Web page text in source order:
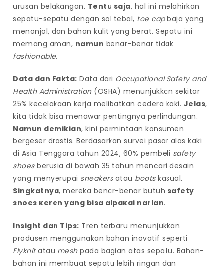
l
t
e
r
t
i
f
urusan belakangan. Tentu saja, hal ini melahirkan
sepatu-sepatu dengan sol tebal, toe capbaja yang
menonjol, dan bahan kulit yang berat. Sepatu ini
memang aman, namun benar-benar tidak
fashionable.
Data dan Fakta: Data dari Occupational Safety and
Health Administration(OSHA) menunjukkan sekitar
25% kecelakaan kerja melibatkan cedera kaki. Jelas,
kita tidak bisa menawar pentingnya perlindungan.
Namun demikian, kini permintaan konsumen
bergeser drastis. Berdasarkan survei pasar alas kaki
di Asia Tenggara tahun 2024, 60% pembeli safety
shoesberusia di bawah 35 tahun mencari desain
yang menyerupai sneakersatau bootskasual.
Singkatnya, mereka benar-benar butuh safety
shoes keren yang bisa dipakai harian.
Insight dan Tips: Tren terbaru menunjukkan
produsen menggunakan bahan inovatif seperti
Flyknitatau meshpada bagian atas sepatu. Bahan-
bahan ini membuat sepatu lebih ringan dan